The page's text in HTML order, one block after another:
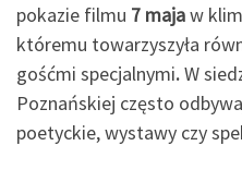
pokazie filmu 7 majaw
któremu towarzyszyła
gośćmi specjalnymi.W
Poznańskiej często
poetyckie, wystawy czy